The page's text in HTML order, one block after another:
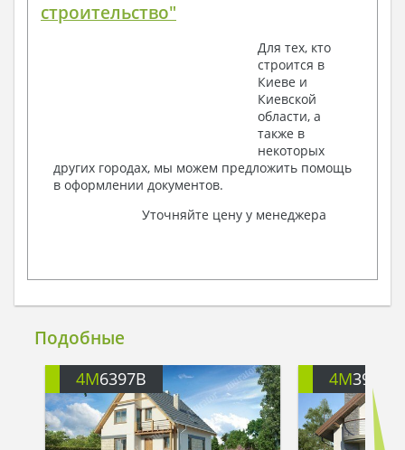
строительство"
Для тех, кто
строится в
Киеве и
Киевской
области, а
также в
некоторых
других городах, мы можем предложить помощь
в оформлении документов.
Уточняйте цену у менеджера
Подобные
4M6397B 4M391